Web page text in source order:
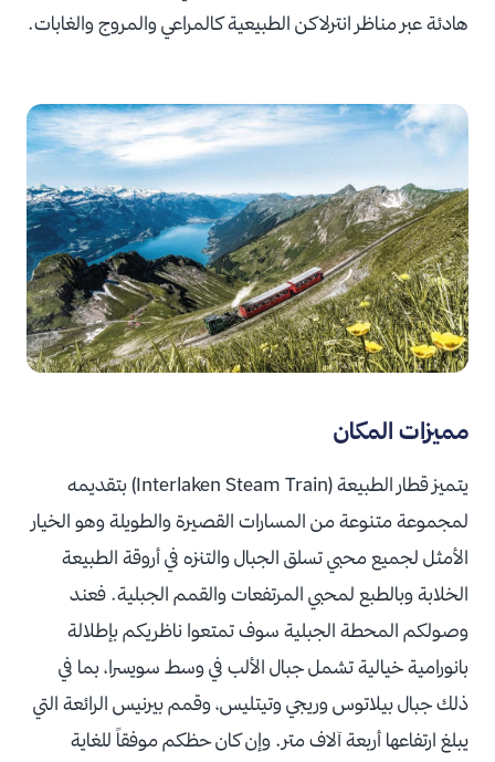
هادئة عبر مناظر انترلاكن الطبيعية كالمراعي والمروج والغابات.
مميزات المكان
يتميز قطار الطبيعة (Interlaken Steam Train) بتقديمه
لمجموعة متنوعة من المسارات القصيرة والطويلة وهو الخيار
الأمثل لجميع محبي تسلق الجبال والتنزه في أروقة الطبيعة
الخلابة وبالطبع لمحبي المرتفعات والقمم الجبلية. فعند
وصولكم المحطة الجبلية سوف تمتعوا ناظريكم بإطلالة
بانورامية خيالية تشمل جبال الألب في وسط سويسرا، بما في
ذلك جبال بيلاتوس وريجي وتيتليس، وقمم بيرنيس الرائعة التي
يبلغ ارتفاعها أربعة آلاف متر. وإن كان حظكم موفقاً للغاية